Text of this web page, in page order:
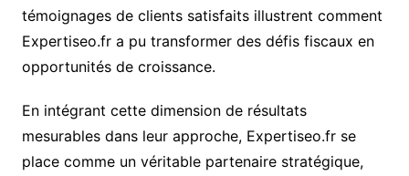
témoignages de clients satisfaits illustrent comment
Expertiseo.fr a pu transformer des défis fiscaux en
opportunités de croissance.
En intégrant cette dimension de résultats
mesurables dans leur approche, Expertiseo.fr se
place comme un véritable partenaire stratégique,